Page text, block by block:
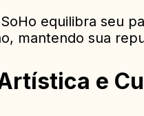
equilibra seu
mantendo sua
e